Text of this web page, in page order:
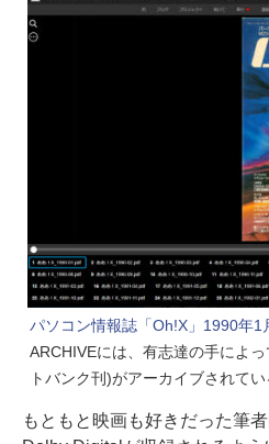
パソコン情報誌「Oh!X」1990年1
ARCHIVEには、有志達の手によ
トバンク刊)がアーカイブされてい
もともと映画も好きだった筆